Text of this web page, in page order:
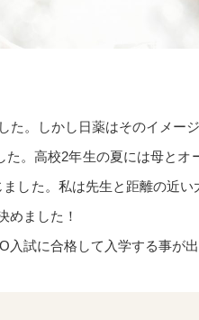
。しかし日薬はそのイメー
。高校2年生の夏には母とオ
した。私は先生と距離の近
めました！
試に合格して入学する事が出